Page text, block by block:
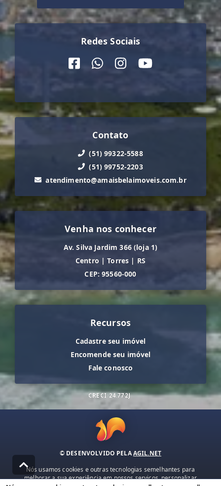
Redes Sociais
Contato
(51) 99322-5588
(51) 99752-2203
atendimento@amaisbelaimoveis.com.br
Venha nos conhecer
Av. Silva Jardim 366 (loja 1)
Centro | Torres | RS
CEP: 95560-000
Recursos
Cadastre seu imóvel
Encomende seu imóvel
Fale conosco
CRECI 24.772J
© DESENVOLVIDO PELAAGIL.NET
Nós usamos cookies e outras tecnologias semelhantes para
melhorar a sua experiência em nossos serviços, personalizar